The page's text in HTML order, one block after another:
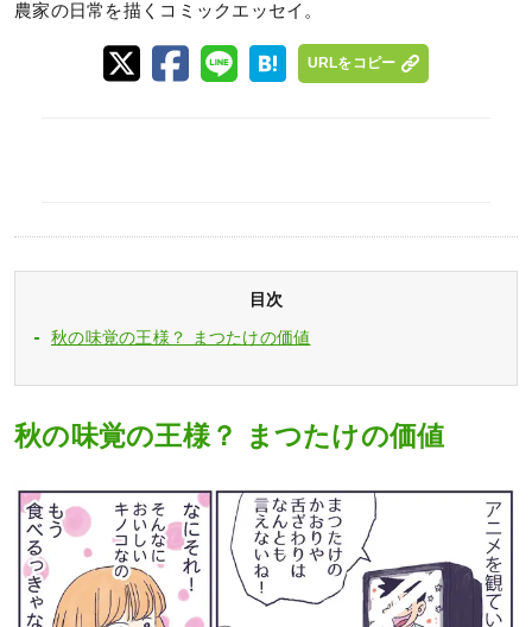
農家の日常を描くコミックエッセイ。
URLをコピー
目次
秋の味覚の王様？ まつたけの価値
秋の味覚の王様？ まつたけの価値